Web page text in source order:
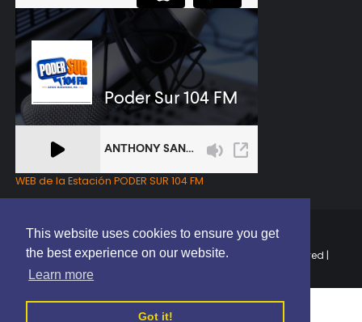
This website uses cookies to ensure you get
the best experience on our website.
Learn more
Got it!
WEB de la Estación PODER SUR 104 FM
Copyright © 2025 | EL PODER DEL SUR RD | All Rights Reserved |